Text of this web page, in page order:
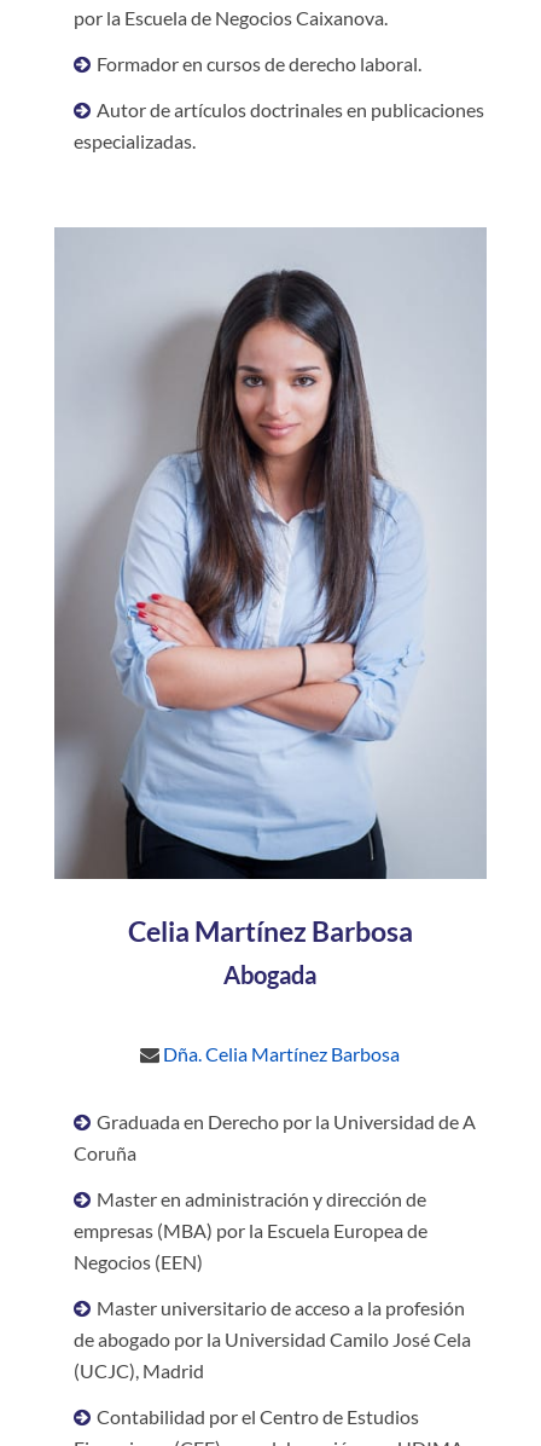
por la Escuela de Negocios Caixanova.
Formador en cursos de derecho laboral.
Autor de artículos doctrinales en publicaciones
especializadas.
Celia Martínez Barbosa
Abogada
Dña. Celia Martínez Barbosa
Graduada en Derecho por la Universidad de A
Coruña
Master en administración y dirección de
empresas (MBA) por la Escuela Europea de
Negocios (EEN)
Master universitario de acceso a la profesión
de abogado por la Universidad Camilo José Cela
(UCJC), Madrid
Contabilidad por el Centro de Estudios